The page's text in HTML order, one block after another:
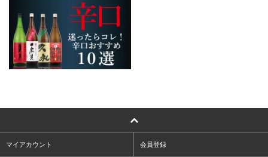
マイアカウント 会員登録